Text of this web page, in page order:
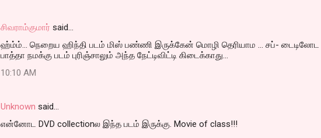
சிவராம்குமார் said…
ஹ்ம்ம்... நெறைய ஹிந்தி படம் மிஸ் பண்ணி இருக்கேன் மொழி தெரியாம ... சப்- டைடிலோட
பாத்தா நமக்கு படம் புரிஞ்சாலும் அந்த நேட்டிவிட்டி கிடைக்காது...
10:10 AM
Unknown said…
என்னோட DVD collectionல இந்த படம் இருக்கு. Movie of class!!!